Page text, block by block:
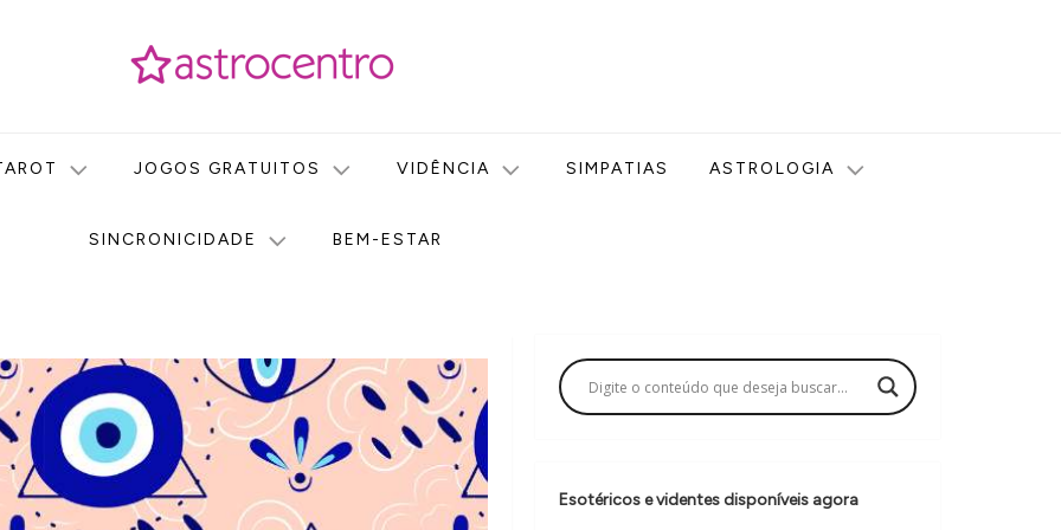
JOGOS GRATUITOS VIDÊNCIA SIMPATIAS ASTROLOGIA
SINCRONICIDADE BEM-ESTAR
Esotéricos e videntes disponíveis agora